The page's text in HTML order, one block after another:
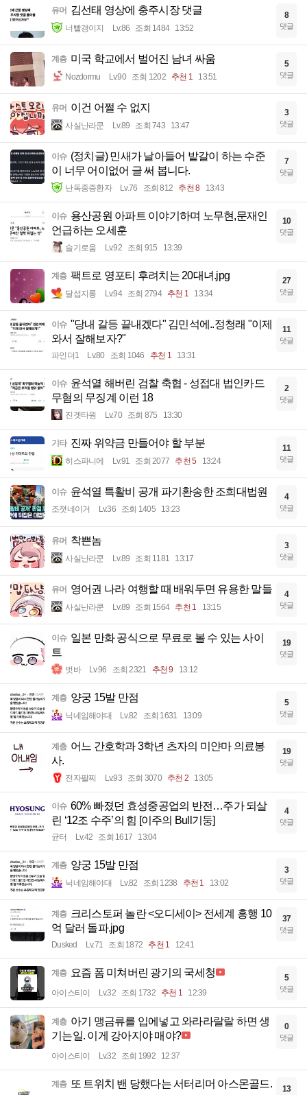
유머 김선태 영상에 충주시장 댓글
너빨갱이지 Lv.86 조회 1484 13:52
8
댓글
계층 미국 학교에서 벌어진 남녀 싸움
Nozdormu Lv.90 조회 1202 추천 1 13:51
5
댓글
유머 이건 어쩔 수 없지
사실난라쿤 Lv.89 조회 743 13:47
3
댓글
이슈 (정치글) 민새가 날아들어 밭갈이 하는 수준
이 너무 어이없어 글 써 봅니다.
난독중증환자 Lv.76 조회 812 추천 8 13:43
7
댓글
이슈 용산공원 아파트 이야기하며 노무현,문재인
언급하는 오세훈
슬기로움 Lv.92 조회 915 13:39
10
댓글
계층 팩트로 영포티 후려치는 20대녀.jpg
달섭지롱 Lv.94 조회 2794 추천 1 13:34
27
댓글
이슈 "당내 갈등 끝내겠다" 김민석에..정청래 "이제
와서 잘해보자?"
파인더1 Lv.80 조회 1046 추천 1 13:31
11
댓글
이슈 윤석열 해버린 검찰 축협 - 성접대 법인카드
무혐의 무징계 이런 18
진겟타원 Lv.70 조회 875 13:30
2
댓글
기타 진짜 위약금 만들어야 할 부분
히스파니에 Lv.91 조회 2077 추천 5 13:24
11
댓글
이슈 윤석열 특활비 공개 파기환송한 조희대법원
조졋네이거 Lv.36 조회 1405 13:23
4
댓글
유머 착쁜놈
사실난라쿤 Lv.89 조회 1181 13:17
3
댓글
유머 영어권 나라 여행할 때 배워두면 유용한 말들
사실난라쿤 Lv.89 조회 1564 추천 1 13:15
4
댓글
이슈 일본 만화 공식으로 무료로 볼 수 있는 사이
트
벗바 Lv.96 조회 2321 추천 9 13:12
19
댓글
계층 양궁 15발 만점
닉네임해야대 Lv.82 조회 1631 13:09
5
댓글
계층 어느 간호학과 3학년 츠자의 미얀마 의료봉
사.
전자팔찌 Lv.93 조회 3070 추천 2 13:05
19
댓글
이슈 60% 빠졌던 효성중공업의 반전…주가 되살
린 ‘12조 수주’의 힘 [이주의 Bull기둥]
균터 Lv.42 조회 1617 13:04
4
댓글
계층 양궁 15발 만점
닉네임해야대 Lv.82 조회 1238 추천 1 13:02
3
댓글
계층 크리스토퍼 놀란 <오디세이> 전세계 흥행 10
억 달러 돌파.jpg
Dusked Lv.71 조회 1872 추천 1 12:41
37
댓글
계층 요즘 폼 미쳐버린 광기의 국세청
아이스티이 Lv.32 조회 1732 추천 1 12:39
5
댓글
계층 아기 맹금류를 입에넣고 와라라랄랄 하면 생
기는일. 이게 강아지야 매야?
아이스티이 Lv.32 조회 1992 12:37
0
댓글
계층 또 트위치 밴 당했다는 서터리머 아스몬골드. 13